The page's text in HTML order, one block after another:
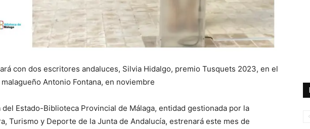
con dos escritores andaluces, Silvia Hidalgo, premio Tusquets 2023, en el
Antonio Fontana, en noviembre
del Estado-Biblioteca Provincial de Málaga, entidad gestionada por la
Turismo y Deporte de la Junta de Andalucía, estrenará este mes de